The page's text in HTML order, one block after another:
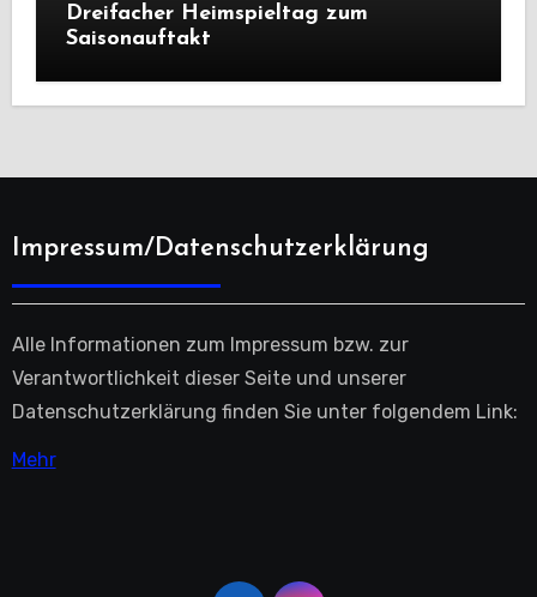
Dreifacher Heimspieltag zum
Saisonauftakt
Impressum/Datenschutzerklärung
Alle Informationen zum Impressum bzw. zur
Verantwortlichkeit dieser Seite und unserer
Datenschutzerklärung finden Sie unter folgendem Link:
Mehr